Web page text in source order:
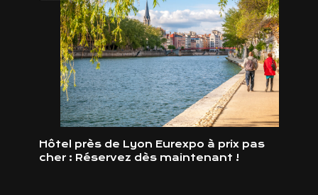
Hôtel près de Lyon Eurexpo à prix pas
cher : Réservez dès maintenant !